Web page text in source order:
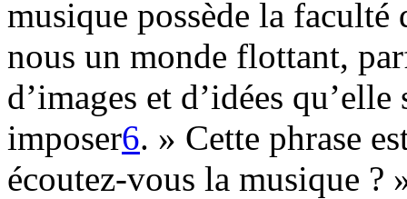
musique possède la faculté
nous un monde flottant,
d’images et d’idées
imposer6. » Cette phrase
écoutez-vous la musique ?